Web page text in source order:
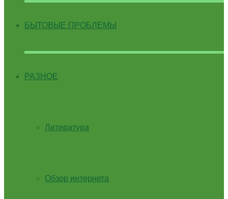
БЫТОВЫЕ ПРОБЛЕМЫ
РАЗНОЕ
Литература
Обзор интернета